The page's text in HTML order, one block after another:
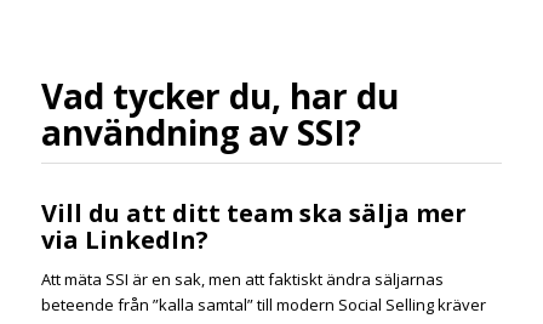
Vad tycker du, har du
användning av SSI?
Vill du att ditt team ska sälja mer
via LinkedIn?
Att mäta SSI är en sak, men att faktiskt ändra säljarnas
beteende från ”kalla samtal” till modern Social Selling kräver